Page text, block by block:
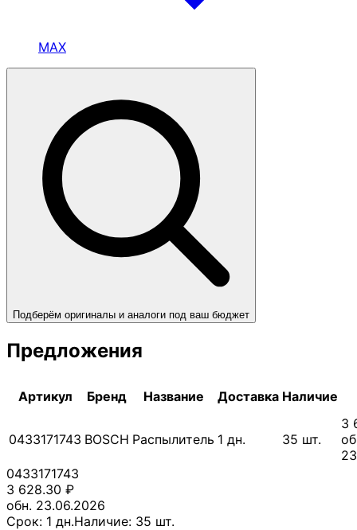
MAX
Подберём оригиналы и аналоги под ваш бюджет
Предложения
Артикул Бренд Название Доставка Наличие
0433171743 BOSCH Распылитель 1 дн. 35 шт.
3
0433171743
3 628.30 ₽
обн. 23.06.2026
Срок: 1 дн.Наличие: 35 шт.